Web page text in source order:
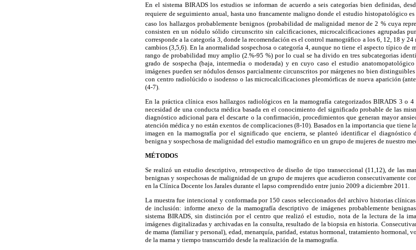
En el sistema BIRADS los estudios se informan de acuerdo a seis categorías bien definidas,
requiere de seguimiento anual, hasta uno francamente maligno donde el estudio histopatológico
caso los hallazgos probablemente benignos (probabilidad de malignidad menor de 2 % cuya
consisten en un nódulo sólido circunscrito sin calcificaciones, microcalcificaciones agrupadas
corresponde a la categoría 3, donde la recomendación es el control mamográfico a los 6, 12, 18 y 24
cambios (3,5,6). En la anormalidad sospechosa o categoría 4, aunque no tiene el aspecto típico de
rango de probabilidad muy amplio (2.%-95 %) por lo cual se ha divido en tres subcategorias
grado de sospecha (baja, intermedia o moderada) y en cuyo caso el estudio
imágenes pueden ser nódulos densos parcialmente circunscritos por márgenes no bien
con centro radiolúcido o isodenso o las microcalcificaciones pleomórficas de nueva aparición
(4-7).
En la práctica clínica esos hallazgos radiológicos en la mamografía categorizados BIRADS 3 o
necesidad de una conducta médica basada en el conocimiento del significado probable de las
diagnóstico adicional para el descarte o la confirmación, procedimientos que generan mayor
atención médica y no están exentos de complicaciones (8-10). Basados en la importancia que tiene
imagen en la mamografía por el significado que encierra, se planteó identificar el diagnóstico
benigna y sospechosa de malignidad del estudio mamográfico en un grupo de mujeres de nuestro
MÉTODOS
Se realizó un estudio descriptivo, retrospectivo de diseño de tipo transeccional (11,12), de las
benignas y sospechosas de malignidad de un grupo de mujeres que acudieron consecutivamente
en la Clínica Docente los Jarales durante el lapso comprendido entre junio 2009 a diciembre 2011.
La muestra fue intencional y conformada por 150 casos seleccionados del archivo historias
de inclusión: informe anexo de la mamografía descriptivo de imágenes probablemente
sistema BIRADS, sin distinción por el centro que realizó el estudio, nota de la lectura de la
imágenes digitalizadas y archivadas en la consulta, resultado de la biopsia en historia.
de mama (familiar y personal), edad, menarquía, paridad, estatus hormonal, tratamiento hormonal,
de la mama y tiempo transcurrido desde la realización de la mamografía.